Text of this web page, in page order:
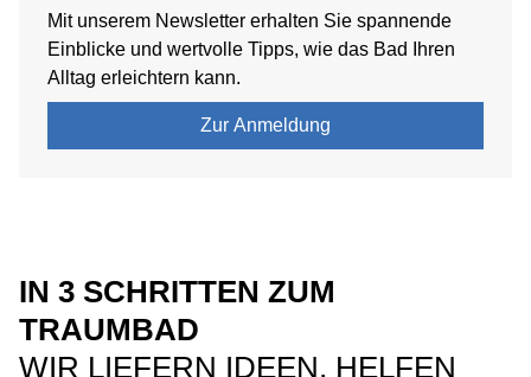
Mit unserem Newsletter erhalten Sie spannende
Einblicke und wertvolle Tipps, wie das Bad Ihren
Alltag erleichtern kann.
Zur Anmeldung
IN 3 SCHRITTEN ZUM
TRAUMBAD
WIR LIEFERN IDEEN, HELFEN